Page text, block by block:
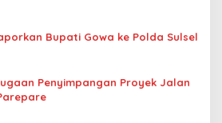
Bupati Gowa ke Polda Sulsel
Penyimpangan Proyek Jalan